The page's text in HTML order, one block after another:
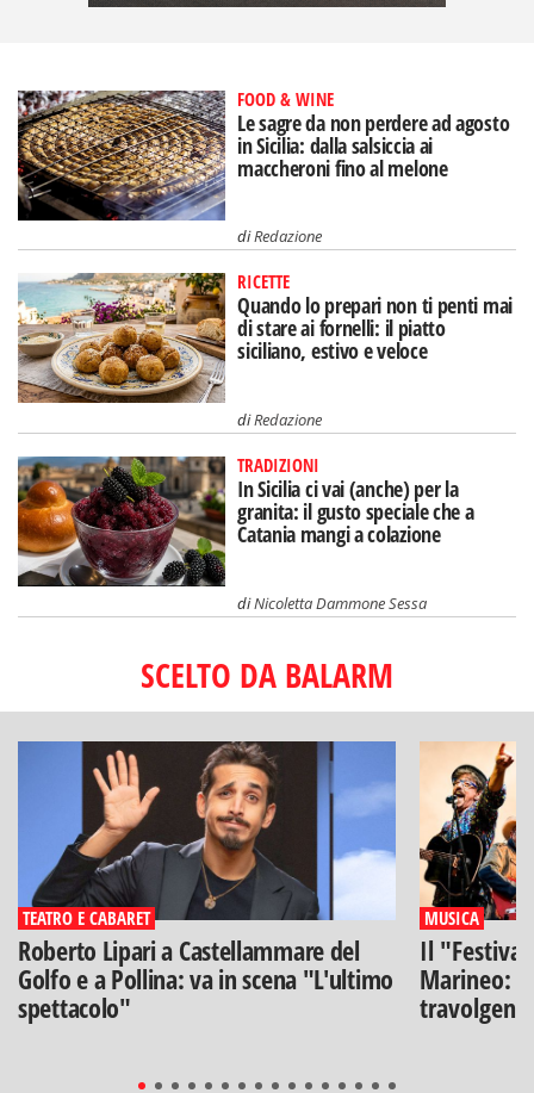
FOOD & WINE
Le sagre da non perdere ad agosto
in Sicilia: dalla salsiccia ai
maccheroni fino al melone
diRedazione
RICETTE
Quando lo prepari non ti penti mai
di stare ai fornelli: il piatto
siciliano, estivo e veloce
diRedazione
TRADIZIONI
In Sicilia ci vai (anche) per la
granita: il gusto speciale che a
Catania mangi a colazione
diNicoletta Dammone Sessa
SCELTO DA BALARM
TEATRO E CABARET
Roberto Lipari a Castellammare del
Golfo e a Pollina: va in scena "L'ultimo
spettacolo"
MUSICA
Il
Marineo: